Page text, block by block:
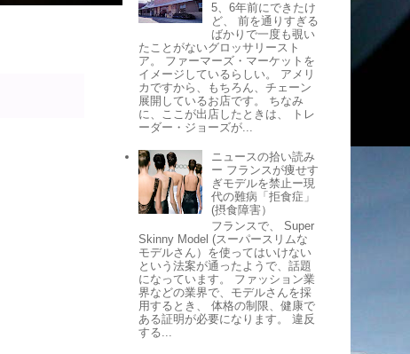
5、6年前にできたけ
ど、 前を通りすぎる
ばかりで一度も覗い
たことがないグロッサリースト
ア。 ファーマーズ・マーケットを
イメージしているらしい。 アメリ
カですから、もちろん、チェーン
展開しているお店です。 ちなみ
に、ここが出店したときは、 トレ
ーダー・ジョーズが...
ニュースの拾い読み
ー フランスが痩せす
ぎモデルを禁止ー現
代の難病「拒食症」
(摂食障害）
フランスで、 Super
Skinny Model (スーパースリムな
モデルさん）を使ってはいけない
という法案が通ったようで、話題
になっています。 ファッション業
界などの業界で、モデルさんを採
用するとき、 体格の制限、健康で
ある証明が必要になります。 違反
する...